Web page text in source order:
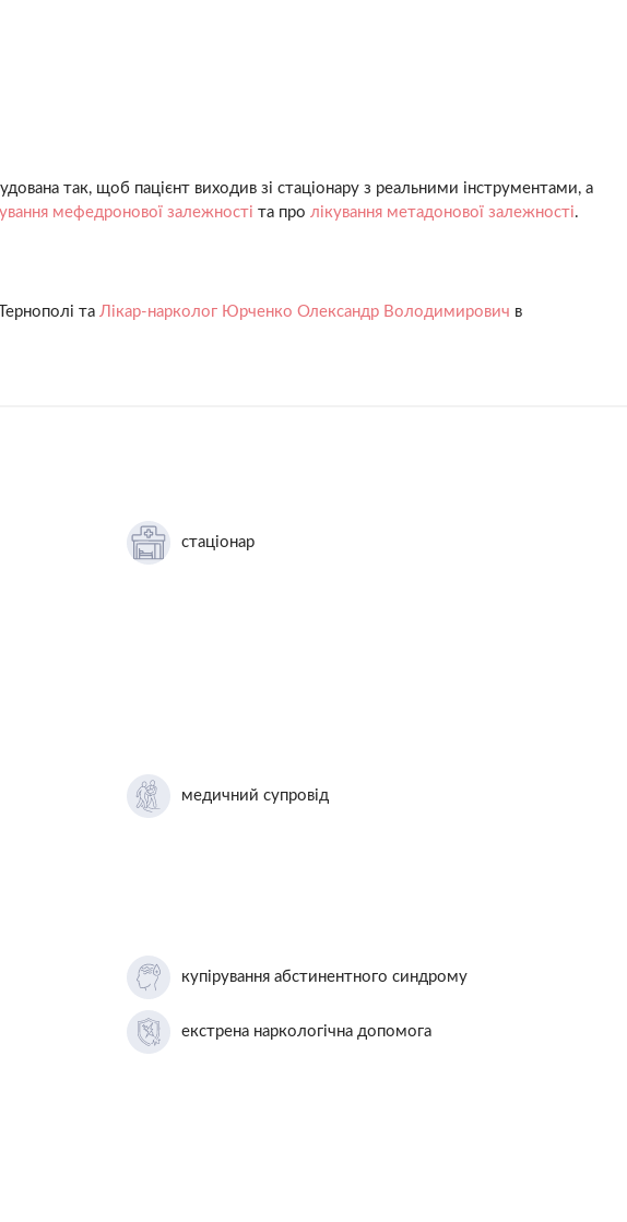
так, щоб пацієнт виходив зі стаціонару з реальними інструментами, а
мефедронової залежності та про лікування метадонової залежності.
та Лікар-нарколог Юрченко Олександр Володимирович в
стаціонар
медичний супровід
купірування абстинентного синдрому
екстрена наркологічна допомога